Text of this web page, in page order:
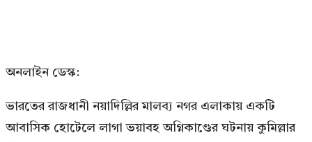
অনলাইন ডেস্ক:
ভারতের রাজধানী নয়াদিল্লির মালব্য নগর এলাকায় একটি
আবাসিক হোটেলে লাগা ভয়াবহ অগ্নিকাণ্ডের ঘটনায় কুমিল্লার